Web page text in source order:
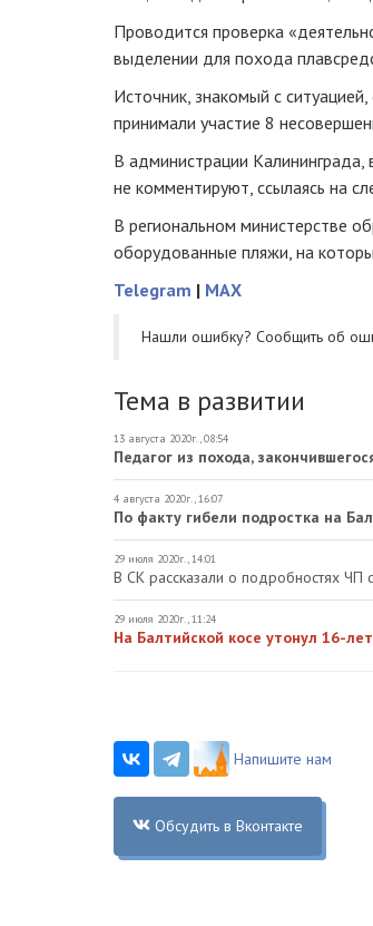
Проводится проверка
выделении для похода
Источник, знакомый с
принимали участие 8
В администрации Калининграда,
не комментируют, ссылаясь на
В региональном министерстве
оборудованные пляжи, на
Telegram | MAX
Нашли ошибку? Cообщить об
Тема в развитии
13 августа 2020г., 08:54
Педагог из похода,
4 августа 2020г., 16:07
По факту гибели подростка на
29 июля 2020г., 14:01
В СК рассказали о подробностях ЧП
29 июля 2020г., 11:24
На Балтийской косе утонул 16-
Напишите нам
Обсудить в Вконтакте